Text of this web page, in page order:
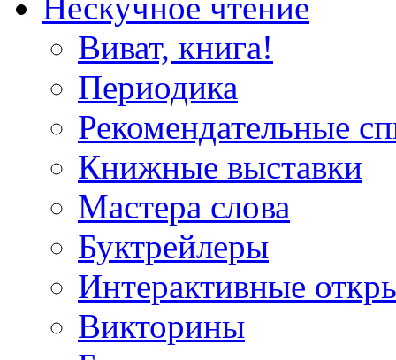
Виват, книга!
Периодика
Рекомендательные
Книжные выставки
Мастера слова
Буктрейлеры
Интерактивные
Викторины